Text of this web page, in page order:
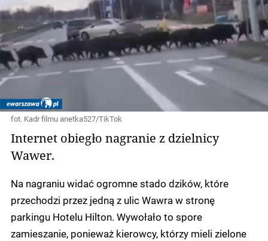
fot. Kadr filmu anetka527/TikTok
Internet obiegło nagranie z dzielnicy
Wawer.
Na nagraniu widać ogromne stado dzików, które
przechodzi przez jedną z ulic Wawra w stronę
parkingu Hotelu Hilton. Wywołało to spore
zamieszanie, ponieważ kierowcy, którzy mieli zielone